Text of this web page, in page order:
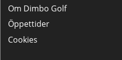
Om Dimbo Golf
Öppettider
Cookies